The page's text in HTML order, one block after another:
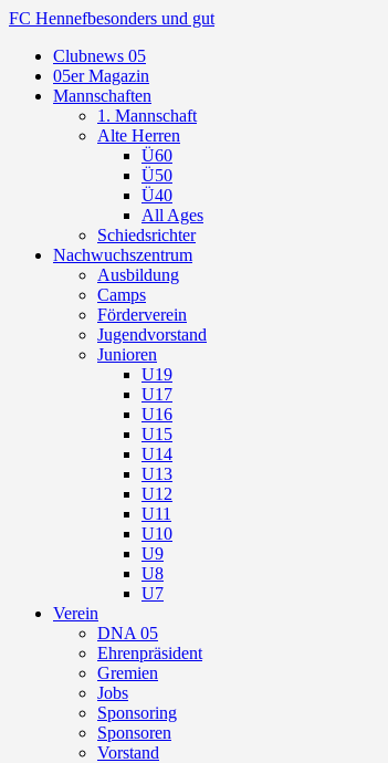
FC Hennefbesonders und gut
Clubnews 05
05er Magazin
Mannschaften
1. Mannschaft
Alte Herren
Ü60
Ü50
Ü40
All Ages
Schiedsrichter
Nachwuchszentrum
Ausbildung
Camps
Förderverein
Jugendvorstand
Junioren
U19
U17
U16
U15
U14
U13
U12
U11
U10
U9
U8
U7
Verein
DNA 05
Ehrenpräsident
Gremien
Jobs
Sponsoring
Sponsoren
Vorstand